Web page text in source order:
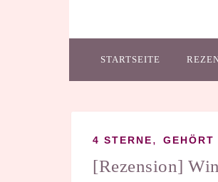
STARTSEITE
4 STERNE, GEHÖRT
[Rezension]